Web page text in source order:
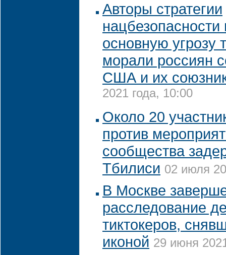
Авторы стратегии
нацбезопасности
основную угрозу
морали россиян
США и их
2021 года, 10:00
Около 20
против
сообщества
Тбилиси 02 июля
В Москве
расследование
тиктокеров,
иконой 29 июня